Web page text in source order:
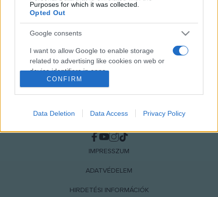
Purposes for which it was collected.
Opted Out
Google consents
I want to allow Google to enable storage
related to advertising like cookies on web or
device identifiers in apps.
personalized advertising.
I want to allow Google to enable storage
device identifiers in apps.
I want to allow Google to enable storage
CONFIRM
Data Deletion Data Access Privacy Policy
IMPRESSZUM
ADATVÉDELEM
HIRDETÉSI INFORMÁCIÓK